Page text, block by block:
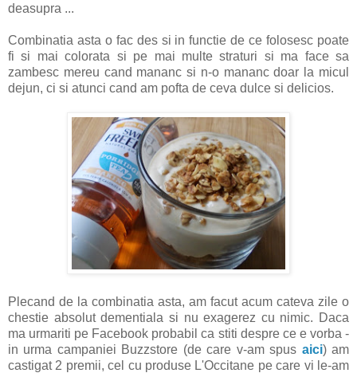
deasupra ...
Combinatia asta o fac des si in functie de ce folosesc poate
fi si mai colorata si pe mai multe straturi si ma face sa
zambesc mereu cand mananc si n-o mananc doar la micul
dejun, ci si atunci cand am pofta de ceva dulce si delicios.
Plecand de la combinatia asta, am facut acum cateva zile o
chestie absolut dementiala si nu exagerez cu nimic. Daca
ma urmariti pe Facebook probabil ca stiti despre ce e vorba -
in urma campaniei Buzzstore (de care v-am spus aici) am
castigat 2 premii, cel cu produse L'Occitane pe care vi le-am